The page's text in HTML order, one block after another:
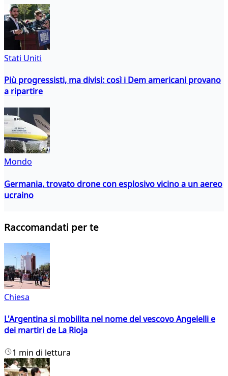
Stati Uniti
Più progressisti, ma divisi: così i Dem americani provano
a ripartire
Mondo
Germania, trovato drone con esplosivo vicino a un aereo
ucraino
Raccomandati per te
Chiesa
L'Argentina si mobilita nel nome del vescovo Angelelli e
dei martiri de La Rioja
1 min di lettura